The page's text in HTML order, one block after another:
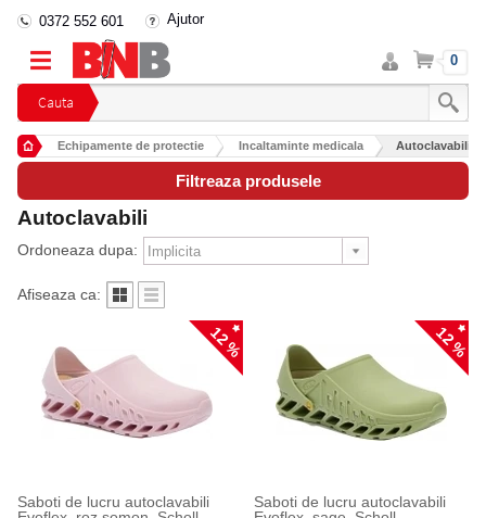
Cauta
0372 552 601 Ajutor
Intra
in
cont
Cos 0
Echipamente de protectie Incaltaminte medicala Autoclavabili
Filtreaza produsele
Autoclavabili
Ordoneaza dupa:
Afiseaza ca:
12 %
Saboti de lucru autoclavabili
12 %
Saboti de lucru autoclavabili